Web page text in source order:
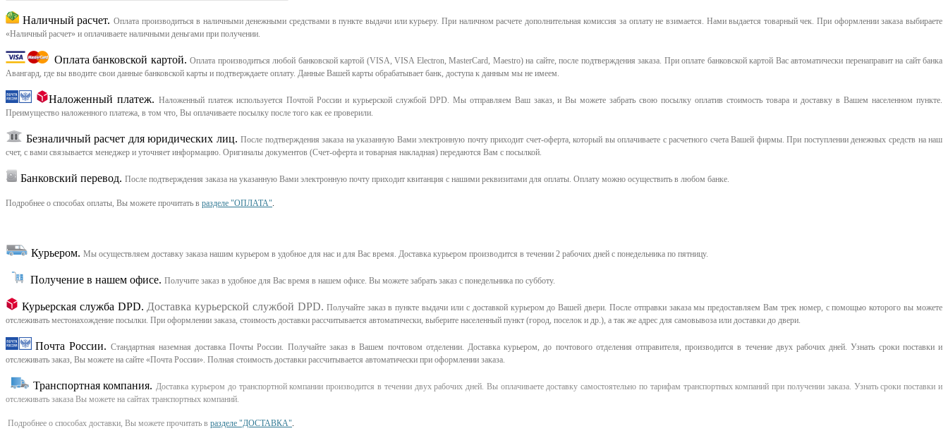
Наличный расчет. Оплата производиться в наличными денежными средствами в пункте выдачи или курьеру. При наличном расчете дополнительная комиссия за оплату не взимается. Нами выдается товарный чек.При оформлении заказа выбираете
«Наличный расчет» и оплачиваете наличными деньгами при получении.
Оплата банковской картой. Оплата производиться любой банковской картой (VISA, VISA Electron, MasterCard, Maestro) на сайте, после подтверждения заказа. При оплате банковской картой Вас автоматически перенаправит на сайт банка
Авангард, где вы вводите свои данные банковской карты и подтверждаете оплату. Данные Вашей карты обрабатывает банк, доступа к данным мы не имеем.
Наложенный платеж. Наложенный платеж используется Почтой России и курьерской службой DPD. Мы отправляем Ваш заказ, и Вы можете забрать свою посылку оплатив стоимость товара и доставку в Вашем населенном пункте.
Преимущество наложенного платежа, в том что, Вы оплачиваете посылку после того как ее проверили.
Безналичный расчет для юридических лиц. После подтверждения заказа на указанную Вами электронную почту приходит счет-оферта, который вы оплачиваете с расчетного счета Вашей фирмы. При поступлении денежных средств на наш
счет, с вами связывается менеджер и уточняет информацию. Оригиналы документов (Счет-оферта и товарная накладная) передаются Вам с посылкой.
Банковский перевод. После подтверждения заказа на указанную Вами электронную почту приходит квитанция с нашими реквизитами для оплаты. Оплату можно осуществить в любом банке.
Подробнее о способах оплаты, Вы можете прочитать в разделе "ОПЛАТА"
Курьером. Мы осуществляем доставку заказа нашим курьером в удобное для нас и для Вас время. Доставка курьером производится в течении 2 рабочих дней с понедельника по пятницу.
Получение в нашем офисе. Получите заказ в удобное для Вас время в нашем офисе. Вы можете забрать заказ с понедельника по субботу.
Курьерская служба DPD. Доставка курьерской службой DPD. Получайте заказ в пункте выдачи или с доставкой курьером до Вашей двери. После отправки заказа мы предоставляем Вам трек номер, с помощью которого вы можете
отслеживать местонахождение посылки. При оформлении заказа, стоимость доставки рассчитывается автоматически, выберите населенный пункт (город, поселок и др.), а так же адрес для самовывоза или доставки до двери.
Почта России. Стандартная наземная доставка Почты России. Получайте заказ в Вашем почтовом отделении. Доставка курьером, до почтового отделения отправителя, производится в течение двух рабочих дней. Узнать сроки поставки и
отслеживать заказ, Вы можете на сайте «Почта России». Полная стоимость доставки рассчитывается автоматически при оформлении заказа.
Транспортная компания. Доставка курьером до транспортной компании производится в течении двух рабочих дней. Вы оплачиваете доставку самостоятельно по тарифам транспортных компаний при получении заказа. Узнать сроки поставки и
отслеживать заказа Вы можете на сайтах транспортных компаний.
Подробнее о способах доставки, Вы можете прочитать в разделе "ДОСТАВКА"